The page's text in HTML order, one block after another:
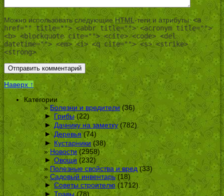
Можно использовать следующиеHTML-теги и атрибуты:<a
href="" title=""> <abbr title=""> <acronym title="">
<b> <blockquote cite=""> <cite> <code> <del
datetime=""> <em> <i> <q cite=""> <s> <strike>
<strong>
Наверх ↑
Категории
Болезни и вредители (36)
► Грибы(22)
► Дачнику на заметку(782)
► Деревья(74)
► Кустарники(38)
Новости(2958)
► Овощи (232)
Полезные свойства и вред(33)
Садовый инвентарь(18)
► Советы строителю(1712)
► Травы(78)